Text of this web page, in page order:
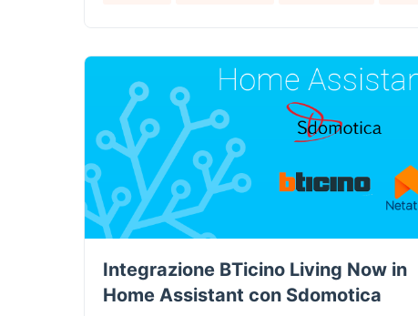
Integrazione BTicino Living Now in
Home Assistant con Sdomotica